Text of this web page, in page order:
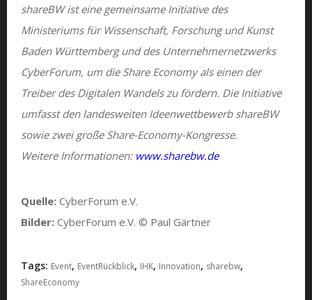
shareBW ist eine gemeinsame Initiative des
Ministeriums für Wissenschaft, Forschung und Kunst
Baden Württemberg und des Unternehmernetzwerks
CyberForum, um die Share Economy als einen der
Treiber des Digitalen Wandels zu fördern. Die Initiative
umfasst den landesweiten Ideenwettbewerb shareBW
sowie zwei große Share-Economy-Kongresse.
Weitere Informationen: www.sharebw.de
Quelle: CyberForum e.V.
Bilder: CyberForum e.V. © Paul Gärtner
Tags: Event, EventRückblick, IHK, Innovation, sharebw,
ShareEconomy